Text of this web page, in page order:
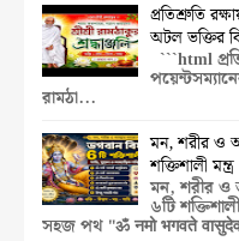
প্রতিশ্রুতি
অটল ভক্তির
```html
রামঠা...
মন, শরীর ও
শক্তিশালী মন্ত্র
মন, শরীর ও
৬টি
সহজ পথ "ॐ नमो भगवते